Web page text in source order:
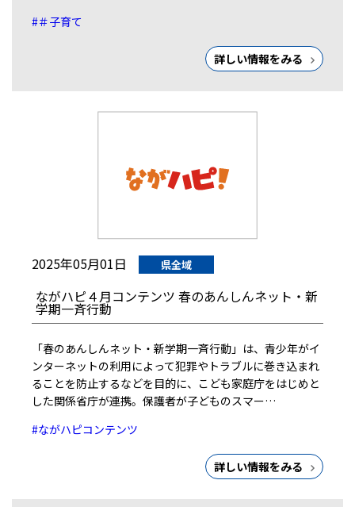
#＃子育て
詳しい情報をみる
2025年05月01日 県全域
ながハピ４月コンテンツ 春のあんしんネット・新
学期一斉行動
「春のあんしんネット・新学期一斉行動」は、青少年がイ
ンターネットの利用によって犯罪やトラブルに巻き込まれ
ることを防止するなどを目的に、こども家庭庁をはじめと
した関係省庁が連携。保護者が子どものスマー…
#ながハピコンテンツ
詳しい情報をみる